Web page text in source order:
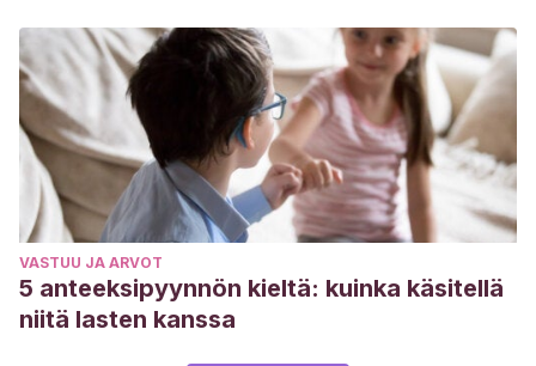
VASTUU JA ARVOT
5 anteeksipyynnön kieltä: kuinka käsitellä
niitä lasten kanssa